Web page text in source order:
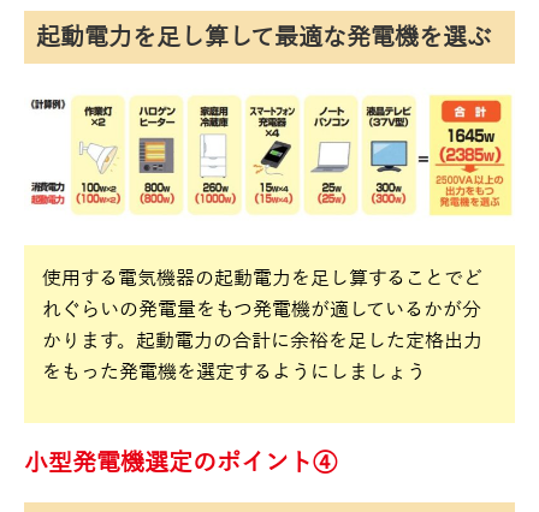
起動電力を足し算して最適な発電機を選ぶ
使用する電気機器の起動電力を足し算することでど
れぐらいの発電量をもつ発電機が適しているかが分
かります。起動電力の合計に余裕を足した定格出力
をもった発電機を選定するようにしましょう
小型発電機選定のポイント④